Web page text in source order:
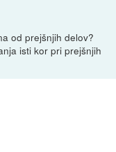
od prejšnjih delov?
isti kor pri prejšnjih